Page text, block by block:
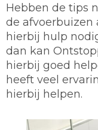
Hebben de tips
de afvoerbuizen
hierbij hulp
dan kan
hierbij goed
heeft veel
hierbij helpen.